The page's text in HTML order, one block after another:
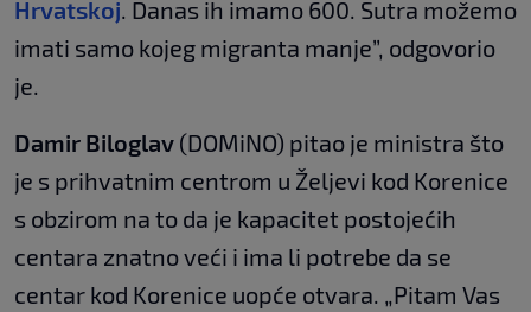
Hrvatskoj. Danas ih imamo 600. Sutra možemo
imati samo kojeg migranta manje”, odgovorio
je.
Damir Biloglav (DOMiNO) pitao je ministra što
je s prihvatnim centrom u Željevi kod Korenice
s obzirom na to da je kapacitet postojećih
centara znatno veći i ima li potrebe da se
centar kod Korenice uopće otvara. „Pitam Vas